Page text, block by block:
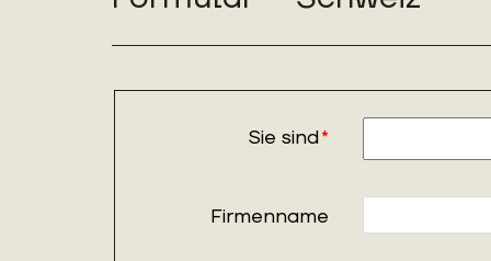
Sie sind*
Firmenname